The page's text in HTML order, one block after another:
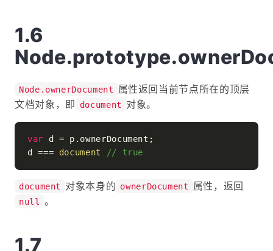
Node.ownerDocument
属性返回当前节点所在的顶层
文档对象，即
document 对象。
var d = p. ownerDocument ;
d === document // true
document 对象本身的 ownerDocument 属性，返回
null 。